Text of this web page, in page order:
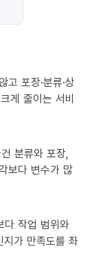
포장·분류·상
게 줄이는 서비
분류와 포장,
보다 변수가 많
다 작업 범위와
가 만족도를 좌